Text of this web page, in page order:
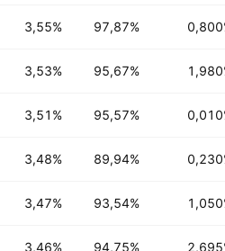
3,55% 97,87%
3,53% 95,67%
3,51% 95,57%
3,48% 89,94%
3,47% 93,54%
3,46% 94,75%